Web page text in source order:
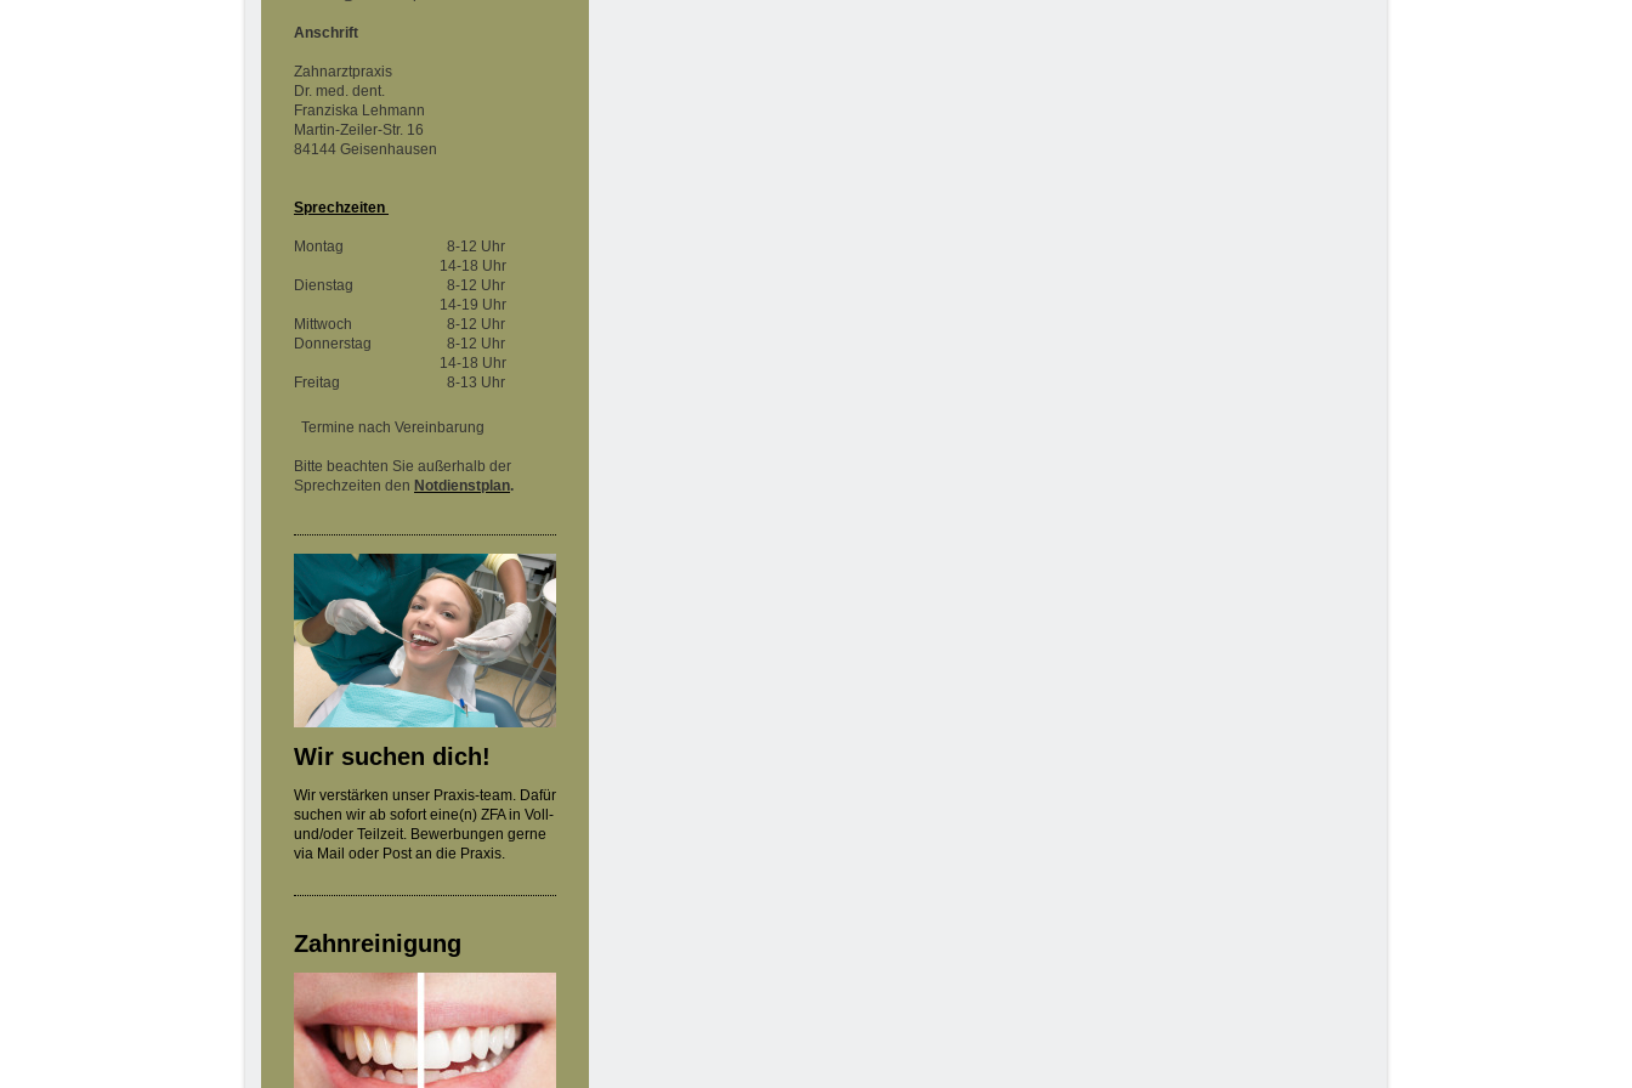
Anschrift
Zahnarztpraxis
Dr. med. dent.
Franziska Lehmann
Martin-Zeiler-Str. 16
84144 Geisenhausen
Sprechzeiten
Montag
Dienstag
Mittwoch
Donnerstag
Freitag
8-12 Uhr
14-18 Uhr
8-12 Uhr
14-19 Uhr
8-12 Uhr
8-12 Uhr
14-18 Uhr
8-13 Uhr
Termine nach Vereinbarung
Bitte beachten Sie außerhalb der
Sprechzeiten den Notdienstplan.
Wir suchen dich!
Wir verstärken unser Praxis-team. Dafür
suchen wir ab sofort eine(n) ZFA in Voll-
und/oder Teilzeit. Bewerbungen gerne
via Mail oder Post an die Praxis.
Zahnreinigung